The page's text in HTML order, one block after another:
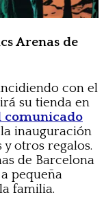
Arenas de
con el
su tienda en
comunicado
la inauguración
otros regalos.
de Barcelona
pequeña
familia.